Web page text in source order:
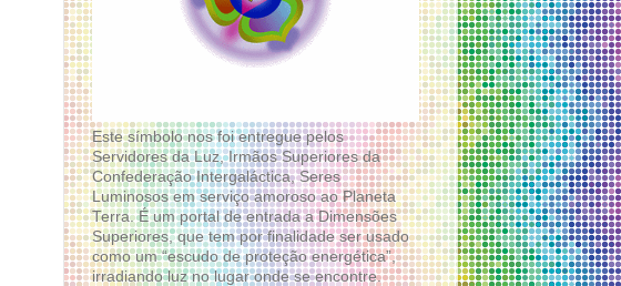
Este símbolo nos foi entregue pelos
Servidores da Luz, Irmãos Superiores da
Confederação Intergaláctica, Seres
Luminosos em serviço amoroso ao Planeta
Terra. É um portal de entrada a Dimensões
Superiores, que tem por finalidade ser usado
como um “escudo de proteção energética”,
irradiando luz no lugar onde se encontre.